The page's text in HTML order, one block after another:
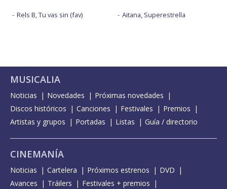
Rels B, Tu vas sin (fav) Aitana, Superestrella
MUSICALIA
Noticias Novedades
Próximas novedades
Discos históricos
Canciones Festivales
Premios
Artistas y grupos
Portadas Listas Guía / directorio
CINEMANÍA
Noticias Cartelera Próximos estrenos
DVD
Avances
Tráilers
Festivales + premios